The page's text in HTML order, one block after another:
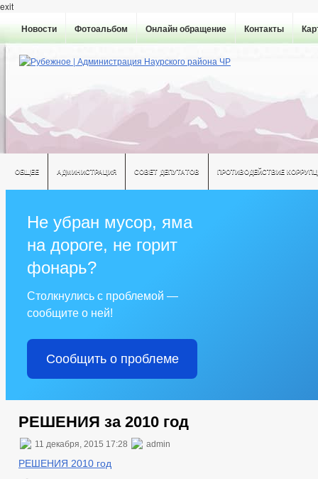
exit
Новости Фотоальбом Онлайн обращение Контакты
ОБЩЕЕ АДМИНИСТРАЦИЯ СОВЕТ ДЕПУТАТОВ ПРОТИВОДЕЙСТВИЕ
Не убран мусор, яма
на дороге, не горит
фонарь?
Столкнулись с проблемой —
сообщите о ней!
Сообщить о проблеме
РЕШЕНИЯ за 2010 год
11 декабря, 2015 17:28 admin
РЕШЕНИЯ 2010 год